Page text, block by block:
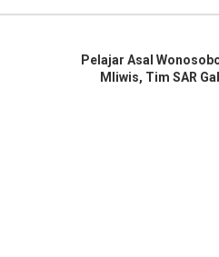
Pelajar Asal
Mliwis, Tim SAR